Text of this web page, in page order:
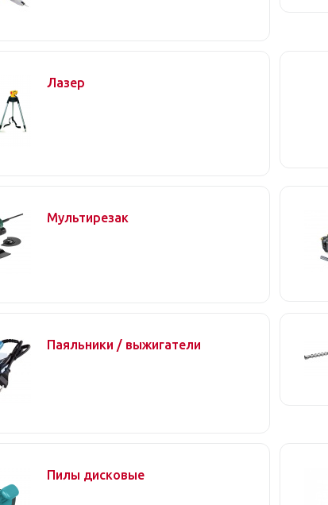
Лазер
Мультирезак
Паяльники / выжигатели
Пилы дисковые